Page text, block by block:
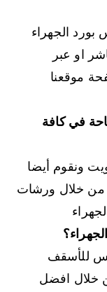
الجهراء
او عبر
موقعنا
في كافة
ونقوم أيضا
من خلال ورشات
للأسقف
خلال افضل